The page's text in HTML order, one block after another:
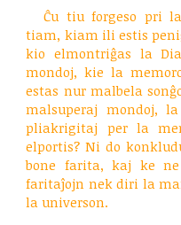
Ĉu tiu forgeso pri
tiam, kiam ili estis
kio elmontriĝas la
mondoj, kie la
estas nur malbela
malsuperaj mondoj,
pliakrigitaj per la
elportis? Ni do
bone farita, kaj ke
faritaĵojn nek diri la
la universon.